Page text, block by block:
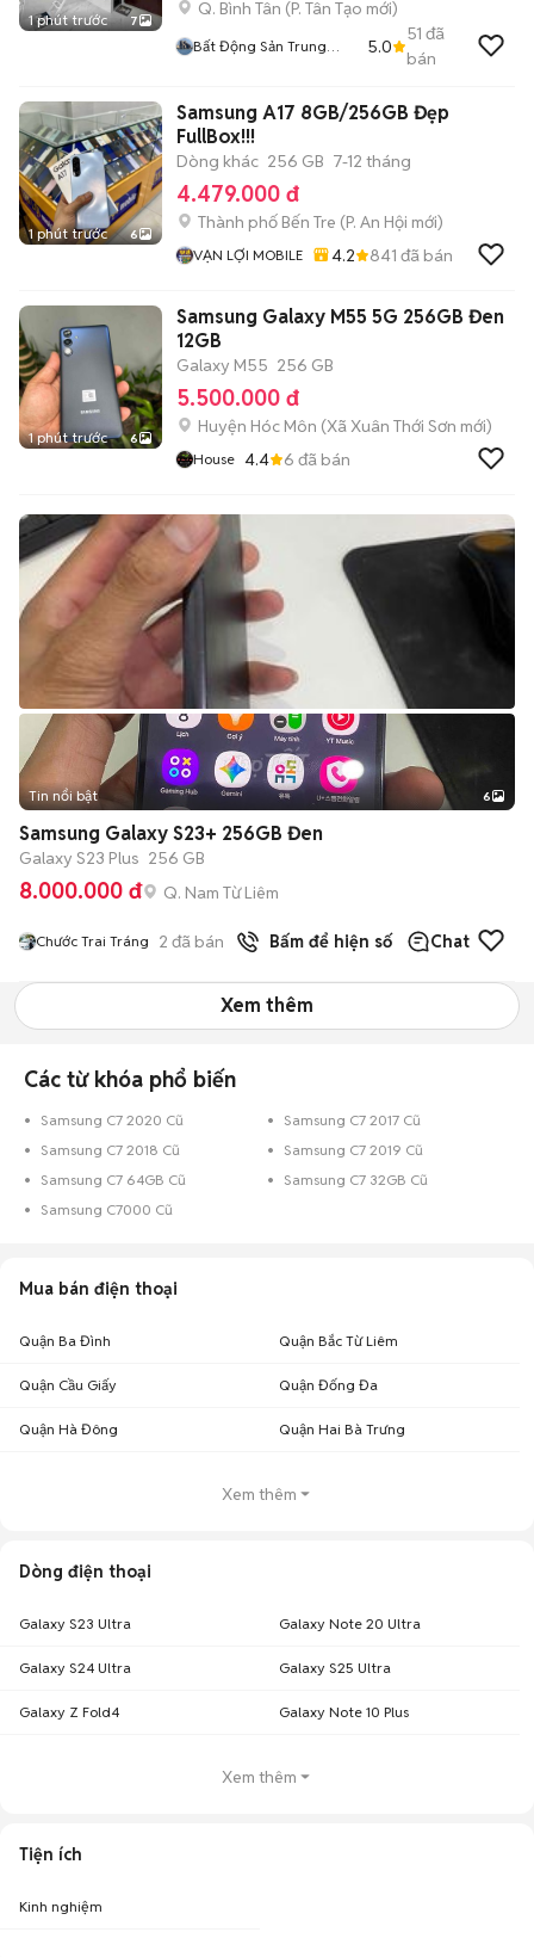
1 phút trước 7
Q. Bình Tân (P. Tân Tạo mới)
Bất Động Sản Trung
5.0
51 đã
bán
1 phút trước 6
Samsung A17 8GB/256GB Đẹp
FullBox!!!
Dòng khác 256 GB 7-12 tháng
4.479.000 đ
Thành phố Bến Tre (P. An Hội mới)
VẠN LỢI MOBILE 4.2 841 đã bán
1 phút trước 6
Samsung Galaxy M55 5G 256GB Đen
12GB
Galaxy M55 256 GB
5.500.000 đ
Huyện Hóc Môn (Xã Xuân Thới Sơn mới)
House 4.4 6 đã bán
+2
Tin nổi bật 6
Samsung Galaxy S23+ 256GB Đen
Galaxy S23 Plus 256 GB
8.000.000 đ Q. Nam Từ Liêm
Chước Trai Tráng 2 đã bán Bấm để hiện số Chat
Xem thêm
Các từ khóa phổ biến
Samsung C7 2020 Cũ
Samsung C7 2017 Cũ
Samsung C7 2018 Cũ
Samsung C7 2019 Cũ
Samsung C7 64GB Cũ
Samsung C7 32GB Cũ
Samsung C7000 Cũ
Mua bán điện thoại
Quận Ba Đình Quận Bắc Từ Liêm
Quận Cầu Giấy Quận Đống Đa
Quận Hà Đông Quận Hai Bà Trưng
Xem thêm
Dòng điện thoại
Galaxy S23 Ultra Galaxy Note 20 Ultra
Galaxy S24 Ultra Galaxy S25 Ultra
Galaxy Z Fold4 Galaxy Note 10 Plus
Xem thêm
Tiện ích
Kinh nghiệm